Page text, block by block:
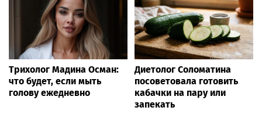
Трихолог Мадина Осман:
что будет, если мыть
голову ежедневно
Диетолог Соломатина
посоветовала готовить
кабачки на пару или
запекать